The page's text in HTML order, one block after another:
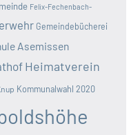
Felix-Fechenbach-
Gemeindebücherei
Asemissen
Heimatverein
Kommunalwahl 2020